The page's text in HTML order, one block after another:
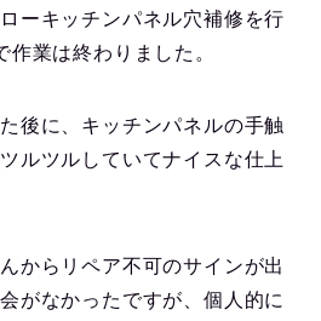
ーキッチンパネル穴補修を行
業は終わりました。
後に、キッチンパネルの手触
ルツルしていてナイスな仕上
からリペア不可のサインが出
がなかったですが、個人的に